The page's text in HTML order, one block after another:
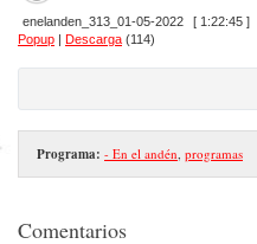
enelanden_313_01-05-2022 [ 1:22:45 ]
Popup | Descarga (114)
Programa: - En el andén programas
Comentarios